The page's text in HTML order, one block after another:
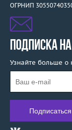
ОГРНИП
ПОДПИСКА
Узнайте больше о